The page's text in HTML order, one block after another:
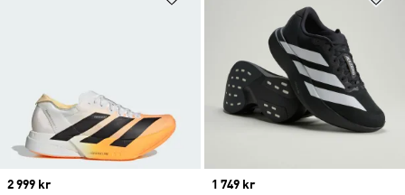
Price
2 999 kr
Price
1 749 kr